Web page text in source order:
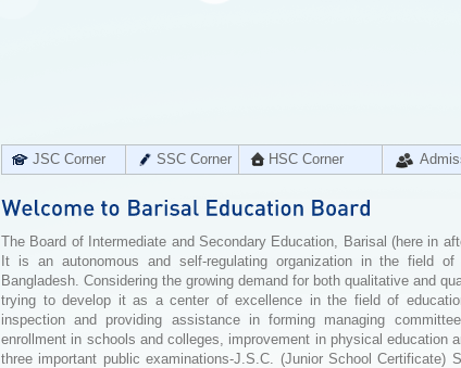
JSC Corner SSC Corner HSC Corner
The Board of Intermediate and Secondary Education, Barisal (here in
It is an autonomous and self-regulating organization in the field of
Bangladesh. Considering the growing demand for both qualitative and
trying to develop it as a center of excellence in the field of
inspection and providing assistance in forming managing
enrollment in schools and colleges, improvement in physical education
three important public examinations-J.S.C. (Junior School Certificate)